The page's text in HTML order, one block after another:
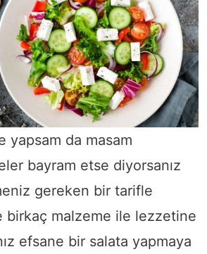
yapsam da masam
bayram etse diyorsanız
gereken bir tarifle
birkaç malzeme ile lezzetine
efsane bir salata yapmaya